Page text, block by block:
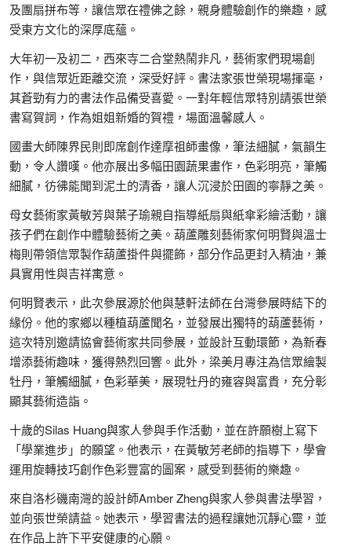
及團扇拼布等，讓信眾在禮佛之餘，親身體驗創作的樂趣，感
受東方文化的深厚底蘊。
大年初一及初二，西來寺二合堂熱鬧非凡，藝術家們現場創
作，與信眾近距離交流，深受好評。書法家張世榮現場揮毫，
其蒼勁有力的書法作品備受喜愛。一對年輕信眾特別請張世榮
書寫賀詞，作為姐姐新婚的賀禮，場面溫馨感人。
國畫大師陳界民則即席創作達摩祖師畫像，筆法細膩，氣韻生
動，令人讚嘆。他亦展出多幅田園蔬果畫作，色彩明亮，筆觸
細膩，彷彿能聞到泥土的清香，讓人沉浸於田園的寧靜之美。
母女藝術家黃敏芳與葉子瑜親自指導紙扇與紙傘彩繪活動，讓
孩子們在創作中體驗藝術之美。葫蘆雕刻藝術家何明賢與溫士
梅則帶領信眾製作葫蘆掛件與擺飾，部分作品更封入精油，兼
具實用性與吉祥寓意。
何明賢表示，此次參展源於他與慧軒法師在台灣參展時結下的
緣份。他的家鄉以種植葫蘆聞名，並發展出獨特的葫蘆藝術，
這次特別邀請協會藝術家共同參展，並設計互動環節，為新春
增添藝術趣味，獲得熱烈回響。此外，梁美月專注為信眾繪製
牡丹，筆觸細膩，色彩華美，展現牡丹的雍容與富貴，充分彰
顯其藝術造詣。
十歲的Silas Huang與家人參與手作活動，並在許願樹上寫下
「學業進步」的願望。他表示，在黃敏芳老師的指導下，學會
運用旋轉技巧創作色彩豐富的圖案，感受到藝術的樂趣。
來自洛杉磯南灣的設計師Amber Zheng與家人參與書法學習，
並向張世榮請益。她表示，學習書法的過程讓她沉靜心靈，並
在作品上許下平安健康的心願。